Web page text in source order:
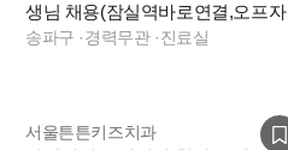
생님 채용(잠실역바로연결,오프자
유)
송파구 ·경력무관·진료실
서울튼튼키즈치과